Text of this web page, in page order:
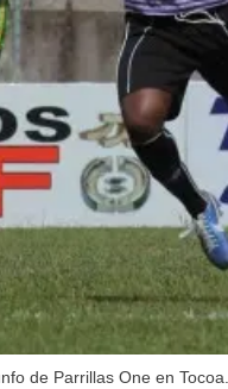
de Parrillas One en